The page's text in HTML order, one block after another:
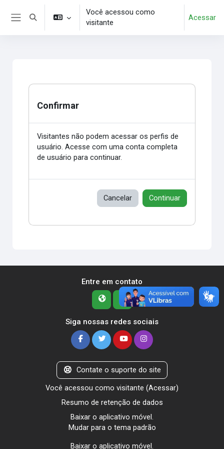
Ir para o conteúdo principal
Alternar entrada de pesquisa
Você acessou como
visitante
Acessar
Confirmar
Visitantes não podem acessar os perfis de
usuário. Acesse com uma conta completa
de usuário para continuar.
Cancelar Continuar
Entre em contato
Siga nossas redes sociais
Contate o suporte do site
Você acessou como visitante (Acessar)
Resumo de retenção de dados
Baixar o aplicativo móvel.
Mudar para o tema padrão
Baixar o aplicativo móvel.